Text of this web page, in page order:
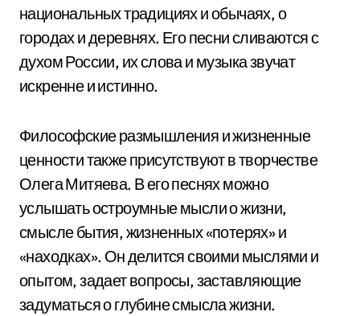
национальных традициях и обычаях, о
городах и деревнях. Его песни сливаются с
духом России, их слова и музыка звучат
искренне и истинно.
Философские размышления и жизненные
ценности также присутствуют в творчестве
Олега Митяева. В его песнях можно
услышать остроумные мысли о жизни,
смысле бытия, жизненных «потерях» и
«находках». Он делится своими мыслями и
опытом, задает вопросы, заставляющие
задуматься о глубине смысла жизни.